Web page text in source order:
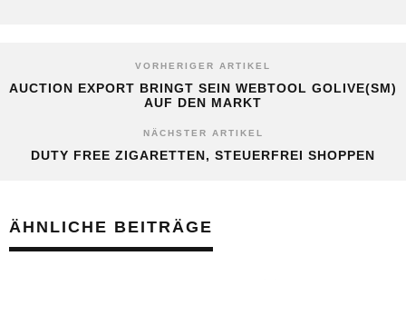
VORHERIGER ARTIKEL
AUCTION EXPORT BRINGT SEIN WEBTOOL GOLIVE(SM)
AUF DEN MARKT
NÄCHSTER ARTIKEL
DUTY FREE ZIGARETTEN, STEUERFREI SHOPPEN
ÄHNLICHE BEITRÄGE